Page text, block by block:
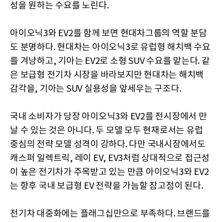
성을 원하는 수요를 노린다.
아이오닉3와 EV2를 함께 보면 현대차그룹의 역할 분담
도 분명하다. 현대차는 아이오닉3로 유럽형 해치백 수요
를 겨냥하고, 기아는 EV2로 소형 SUV 수요를 맡는다. 같
은 보급형 전기차 시장을 바라보지만 현대차는 해치백
감각을, 기아는 SUV 실용성을 앞세우는 구조다.
국내 소비자가 당장 아이오닉3와 EV2를 전시장에서 만
날 수 있는 것은 아니다. 두 모델 모두 현재로서는 유럽
중심의 전략 모델 성격이 강하다. 다만 국내시장에서도
캐스퍼 일렉트릭, 레이 EV, EV3처럼 상대적으로 접근성
이 높은 전기차가 주목받고 있는 만큼 아이오닉3와 EV2
는 향후 국내 보급형 EV 전략을 가늠할 참고점이 된다.
전기차 대중화에는 플래그십만으로 부족하다. 브랜드를